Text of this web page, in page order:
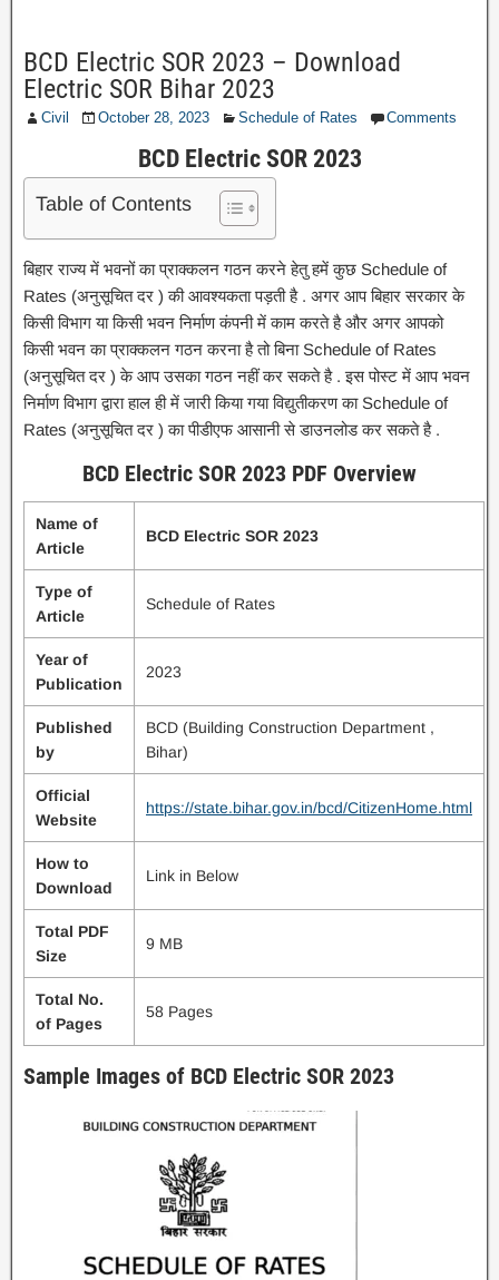
BCD Electric SOR 2023 – Download
Electric SOR Bihar 2023
Civil October 28, 2023 Schedule of Rates Comments
BCD Electric SOR 2023
Table of Contents
बिहार राज्य में भवनों का प्राक्कलन गठन करने हेतु हमें कुछ Schedule of
Rates (अनुसूचित दर ) की आवश्यकता पड़ती है . अगर आप बिहार सरकार के
किसी विभाग या किसी भवन निर्माण कंपनी में काम करते है और अगर आपको
किसी भवन का प्राक्कलन गठन करना है तो बिना Schedule of Rates
(अनुसूचित दर ) के आप उसका गठन नहीं कर सकते है . इस पोस्ट में आप भवन
निर्माण विभाग द्वारा हाल ही में जारी किया गया विद्युतीकरण का Schedule of
Rates (अनुसूचित दर ) का पीडीएफ आसानी से डाउनलोड कर सकते है .
BCD Electric SOR 2023 PDF Overview
Name of
Article
BCD Electric SOR 2023
Type of
Article
Schedule of Rates
Year of
Publication
2023
Published
by
BCD (Building Construction Department ,
Bihar)
Official
Website
https://state.bihar.gov.in/bcd/CitizenHome.html
How to
Download
Link in Below
Total PDF
Size
9 MB
Total No.
of Pages
58 Pages
Sample Images of BCD Electric SOR 2023